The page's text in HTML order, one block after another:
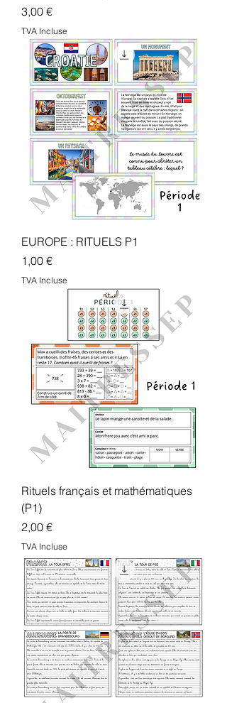
Prix
3,00 €
TVA Incluse
EUROPE : RITUELS P1
Prix
1,00 €
TVA Incluse
Rituels français et mathématiques
(P1)
Prix
2,00 €
TVA Incluse